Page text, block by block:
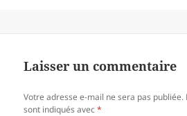
Laisser un commentaire
Votre adresse e-mail ne sera pas publiée.
sont indiqués avec*